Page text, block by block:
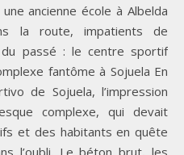
ancienne école à Albelda
la route, impatients de
passé : le centre sportif
fantôme à Sojuela En
de Sojuela, l’impression
complexe, qui devait
et des habitants en quête
l’oubli. Le béton brut, les